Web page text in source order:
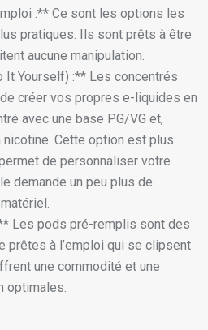
:** Ce sont les options les
pratiques. Ils sont prêts à être
aucune manipulation.
It Yourself) :** Les concentrés
créer vos propres e-liquides en
avec une base PG/VG et,
Cette option est plus
de personnaliser votre
demande un peu plus de
Les pods pré-remplis sont des
prêtes à l’emploi qui se clipsent
une commodité et une
optimales.